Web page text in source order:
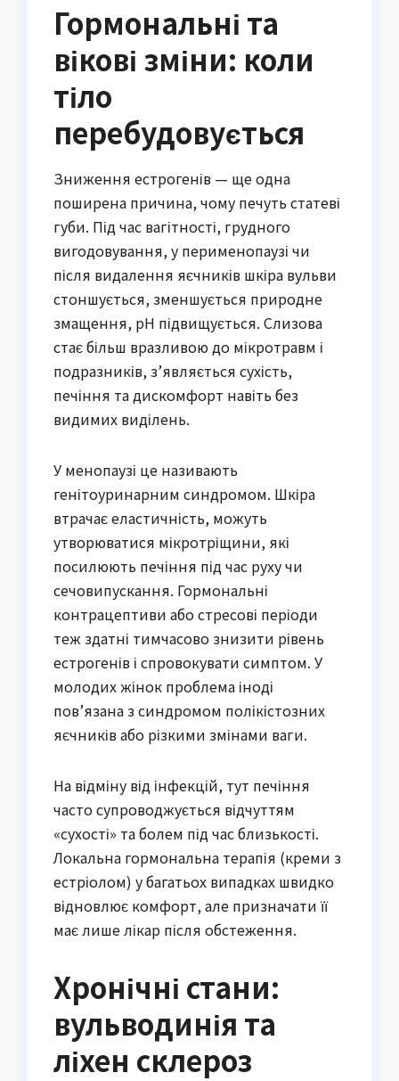
Гормональні та
вікові зміни: коли
тіло
перебудовується
Зниження естрогенів — ще одна
поширена причина, чому печуть статеві
губи. Під час вагітності, грудного
вигодовування, у перименопаузі чи
після видалення яєчників шкіра вульви
стоншується, зменшується природне
змащення, pH підвищується. Слизова
стає більш вразливою до мікротравм і
подразників, з’являється сухість,
печіння та дискомфорт навіть без
видимих виділень.
У менопаузі це називають
генітоуринарним синдромом. Шкіра
втрачає еластичність, можуть
утворюватися мікротріщини, які
посилюють печіння під час руху чи
сечовипускання. Гормональні
контрацептиви або стресові періоди
теж здатні тимчасово знизити рівень
естрогенів і спровокувати симптом. У
молодих жінок проблема іноді
пов’язана з синдромом полікістозних
яєчників або різкими змінами ваги.
На відміну від інфекцій, тут печіння
часто супроводжується відчуттям
«сухості» та болем під час близькості.
Локальна гормональна терапія (креми з
естріолом) у багатьох випадках швидко
відновлює комфорт, але призначати її
має лише лікар після обстеження.
Хронічні стани:
вульводинія та
ліхен склероз